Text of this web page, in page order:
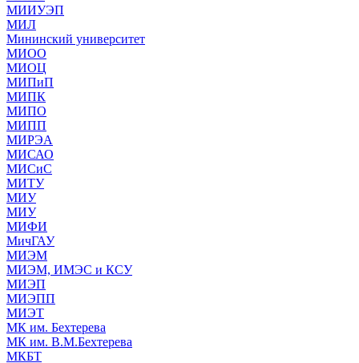
МИИУЭП
МИЛ
Мининский университет
МИОО
МИОЦ
МИПиП
МИПК
МИПО
МИПП
МИРЭА
МИСАО
МИСиС
МИТУ
МИУ
МИУ
МИФИ
МичГАУ
МИЭМ
МИЭМ, ИМЭС и КСУ
МИЭП
МИЭПП
МИЭТ
МК им. Бехтерева
МК им. В.М.Бехтерева
МКБТ